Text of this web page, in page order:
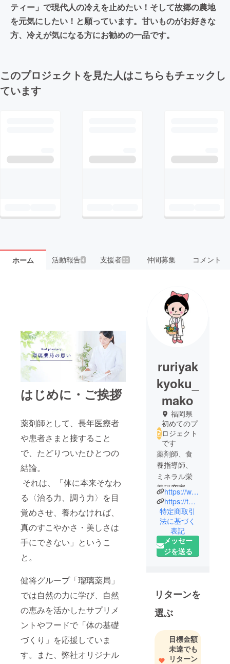
ティー」で現代人の冷えを止めたい！そして故郷の農地
を元気にしたい！と願っています。甘いものがお好きな
方、冷えが気になる方にお勧めの一品です。
このプロジェクトを見た人はこちらもチェックし
ています
ホーム 活動報告4 支援者33 仲間募集 コメント
はじめに・ご挨拶
薬剤師として、長年医療者
や患者さまと接すること
で、たどりついたひとつの
結論。
それは、「体に本来そなわ
る〈治る力、調う力〉を目
覚めさせ、養わなければ、
真のすこやかさ・美しさは
手にできない」というこ
と。
健将グループ「瑠璃薬局」
では自然の力に学び、自然
の恵みを活かしたサプリメ
ントやフードで「体の基礎
づくり」を応援していま
す。また、弊社オリジナル
ruriyak
kyoku_
mako
福岡県
初めてのプ
ロジェクト
です
薬剤師、食
養指導師、
ミネラル栄
養研究家で3
児の母。
医療は発達
しているの
に病人が増
えているの
はおかし
ば！！と44
年前に薬剤
師である母
ら始まった
「命」にこ
だわったサ
https://www.ruri-yakkyoku.jp/
https://totono-u.net/index.html
特定商取引
法に基づく
表記
メッセー
ジを送る
リターンを
選ぶ
目標金額
未達でも
リターン